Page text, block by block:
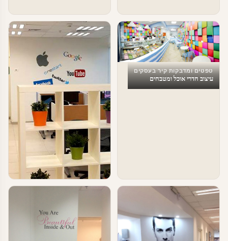
טפטים ומדבקות קיר בעסקים
עיצוב חדרי אוכל ומטבחים
טפטים ומדבקות קיר בעסקים